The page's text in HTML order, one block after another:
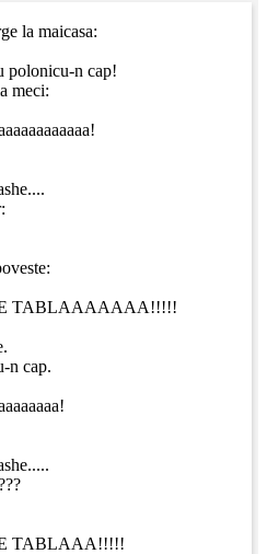
la maicasa:
polonicu-n cap!
meci:
TABLAAAAAAA!!!!!
n cap.
TABLAAA!!!!!